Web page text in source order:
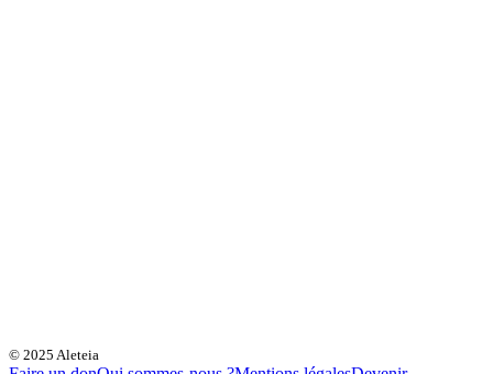
© 2025 Aleteia